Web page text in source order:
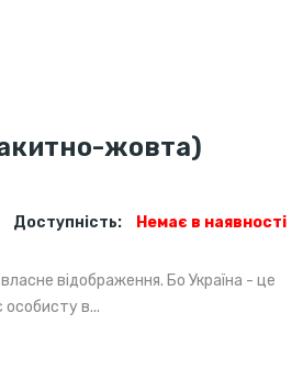
жовта)
Доступність: Немає в наявності
відображення. Бо Україна - це
особисту в...